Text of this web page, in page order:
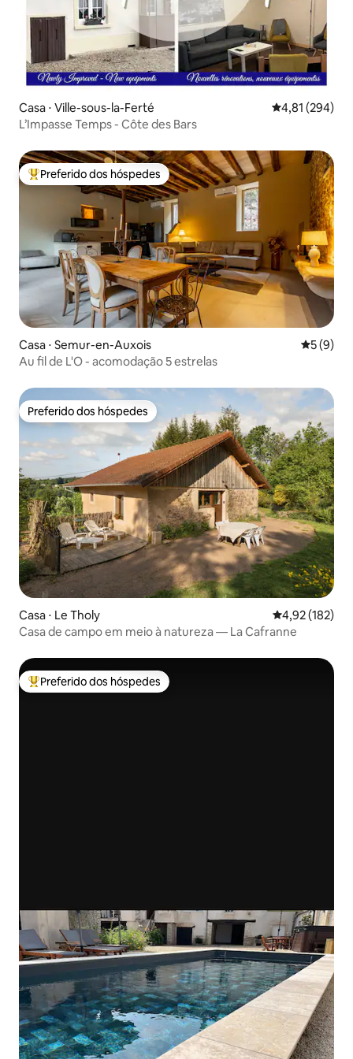
Casa ⋅ Ville-sous-la-Ferté 4,81 de uma
4,81 (294)
L’Impasse Temps - Côte des Bars
Entre os melhores preferidos dos hóspedes
Preferido dos hóspedes
Casa ⋅ Semur-en-Auxois 5 de
5 (9)
Au fil de L'O - acomodação 5 estrelas
Preferido dos hóspedes
Preferido dos hóspedes
Casa ⋅ Le Tholy 4,92 de uma
4,92 (182)
Casa de campo em meio à natureza — La Cafranne
Entre os melhores preferidos dos hóspedes
Preferido dos hóspedes